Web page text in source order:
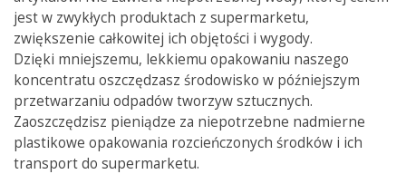
jest w zwykłych produktach z supermarketu,
zwiększenie całkowitej ich objętości i wygody.
Dzięki mniejszemu, lekkiemu opakowaniu naszego
koncentratu oszczędzasz środowisko w późniejszym
przetwarzaniu odpadów tworzyw sztucznych.
Zaoszczędzisz pieniądze za niepotrzebne nadmierne
plastikowe opakowania rozcieńczonych środków i ich
transport do supermarketu.